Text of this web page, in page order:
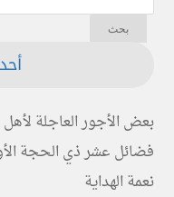
بعض الأجور العاجلة لأهل
فضائل عشر ذي الحجة
نعمة الهداية